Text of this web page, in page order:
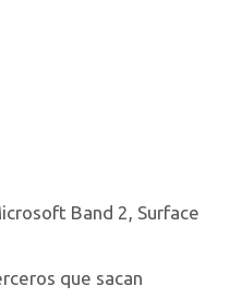
Band 2 Surface
que sacan